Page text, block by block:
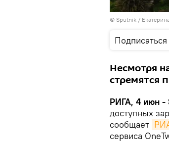
© Sputnik /
Подписаться
Несмотря
стремятся
РИГА, 4 июн -
доступных
сообщает
сервиса